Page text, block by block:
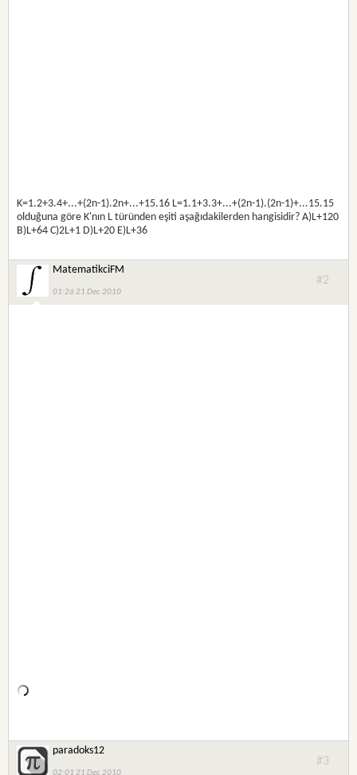
K=1.2+3.4+...+(2n-1).2n+...+15.16 L=1.1+3.3+...+(2n-1).(2n-1)+...15.15
olduğuna göre K'nın L türünden eşiti aşağıdakilerden hangisidir? A)L+120
B)L+64 C)2L+1 D)L+20 E)L+36
MatematikciFM
01:26 21 Dec 2010
#2
paradoks12
02:01 21 Dec 2010
#3